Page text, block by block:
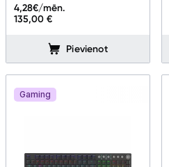
135,00 €
4,28€/mēn.
Pievienot
Gaming